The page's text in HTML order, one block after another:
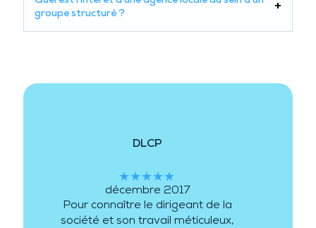
groupe structuré ?
DLCP
★★★★★
décembre 2017
Pour connaître le dirigeant de la
société et son travail méticuleux,